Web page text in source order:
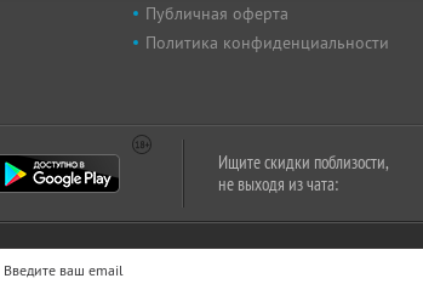
Публичная оферта
Политика конфиденциальности
Ищите скидки поблизости,
не выходя из чата: